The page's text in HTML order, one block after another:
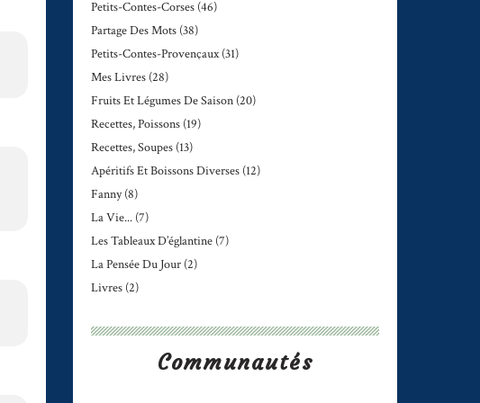
Petits-Contes-Corses (46)
Partage Des Mots (38)
Petits-Contes-Provençaux(31)
Mes Livres (28)
Fruits Et Légumes De Saison (20)
Recettes, Poissons (19)
Recettes, Soupes (13)
Apéritifs Et Boissons Diverses (12)
Fanny(8)
La Vie... (7)
Les Tableaux D’églantine (7)
La Pensée Du Jour (2)
Livres (2)
Communautés